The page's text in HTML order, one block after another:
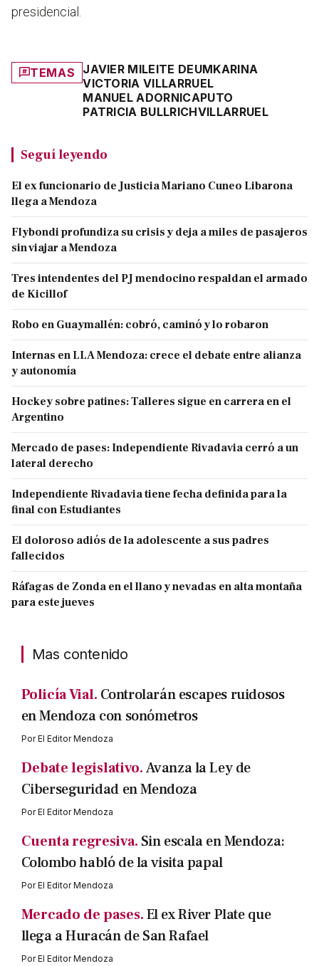
presidencial.
TEMAS JAVIER MILEITE DEUMKARINA
VICTORIA VILLARRUEL
MANUEL ADORNICAPUTO
PATRICIA BULLRICHVILLARRUEL
Seguí leyendo
El ex funcionario de Justicia Mariano Cuneo Libarona
llega a Mendoza
Flybondi profundiza su crisis y deja a miles de pasajeros
sin viajar a Mendoza
Tres intendentes del PJ mendocino respaldan el armado
de Kicillof
Robo en Guaymallén: cobró, caminó y lo robaron
Internas en LLA Mendoza: crece el debate entre alianza
y autonomía
Hockey sobre patines: Talleres sigue en carrera en el
Argentino
Mercado de pases: Independiente Rivadavia cerró a un
lateral derecho
Independiente Rivadavia tiene fecha definida para la
final con Estudiantes
El doloroso adiós de la adolescente a sus padres
fallecidos
Ráfagas de Zonda en el llano y nevadas en alta montaña
para este jueves
Mas contenido
Policía Vial. Controlarán escapes ruidosos
en Mendoza con sonómetros
PorEl Editor Mendoza
Debate legislativo.Avanza la Ley de
Ciberseguridad en Mendoza
PorEl Editor Mendoza
Cuenta regresiva. Sin escala en Mendoza:
Colombo habló de la visita papal
PorEl Editor Mendoza
Mercado de pases.El ex River Plate que
llega a Huracán de San Rafael
PorEl Editor Mendoza